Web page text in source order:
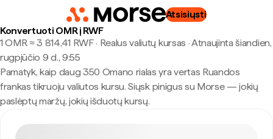
Atsisiųsti
Konvertuoti OMR į RWF
1 OMR ≈ 3 814,41 RWF · Realus valiutų kursas ·Atnaujinta šiandien,
rugpjūčio 9 d., 9:55
Pamatyk, kaip daug 350 Omano rialas yra vertas Ruandos
frankas tikruoju valiutos kursu. Siųsk pinigus su Morse — jokių
paslėptų maržų, jokių išduotų kursų.